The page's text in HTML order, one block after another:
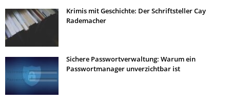
Krimis mit Geschichte: Der Schriftsteller Cay
Rademacher
Sichere Passwortverwaltung: Warum ein
Passwortmanager unverzichtbar ist